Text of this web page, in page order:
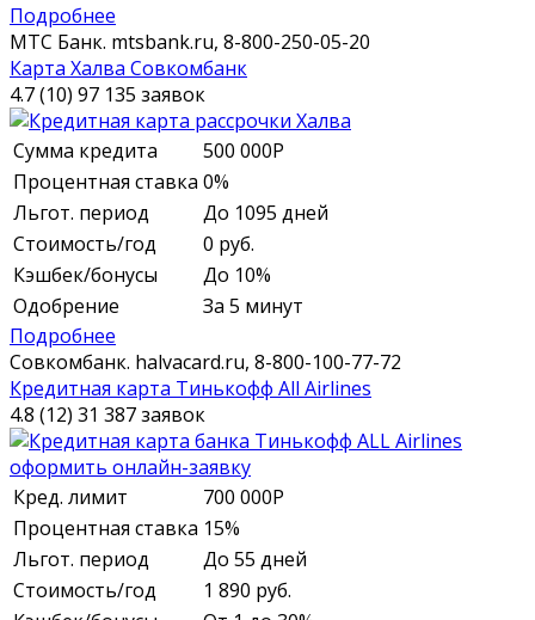
Подробнее
МТС Банк. mtsbank.ru, 8-800-250-05-20
Карта Халва Совкомбанк
4.7 (10) 97 135 заявок
Сумма кредита 500 000Р
Процентная ставка 0%
Льгот. период
До 1095 дней
Стоимость/год
0 руб.
Кэшбек/бонусы
До 10%
Одобрение
За 5 минут
Подробнее
Совкомбанк. halvacard.ru, 8-800-100-77-72
Кредитная карта Тинькофф All Airlines
4.8 (12) 31 387 заявок
Кред. лимит 700 000Р
Процентная ставка 15%
Льгот. период
До 55 дней
Стоимость/год
1 890 руб.